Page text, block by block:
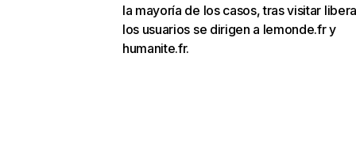
la mayoría de los casos, tras visitar
los usuarios se dirigen a lemonde.fr y
humanite.fr.